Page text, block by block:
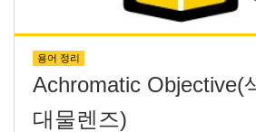
용어 정리
Achromatic Objective(
대물렌즈)